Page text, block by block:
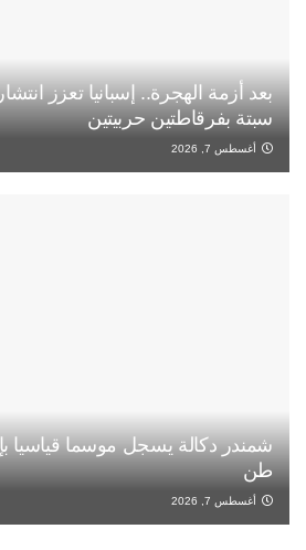
بعد أزمة الهجرة.. إسبانيا تعزز
سبتة بفرقاطتين حربيتين
أغسطس 7, 2026
طن
أغسطس 7, 2026